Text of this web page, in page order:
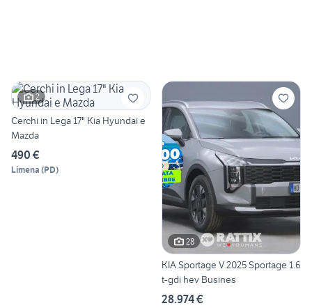
2
Cerchi in Lega 17" Kia Hyundai e
Mazda
490 €
Limena (PD)
28
KIA Sportage V 2025 Sportage 1.6
t-gdi hev Busines
28.974 €